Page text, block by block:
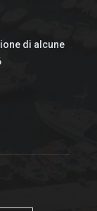
di alcune